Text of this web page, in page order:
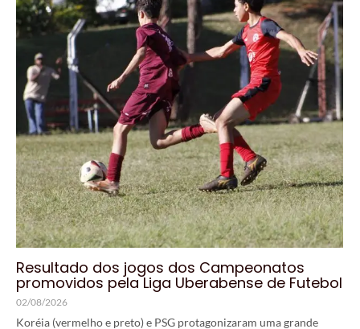
Resultado dos jogos dos Campeonatos
promovidos pela Liga Uberabense de Futebol
02/08/2026
Koréia (vermelho e preto) e PSG protagonizaram uma grande